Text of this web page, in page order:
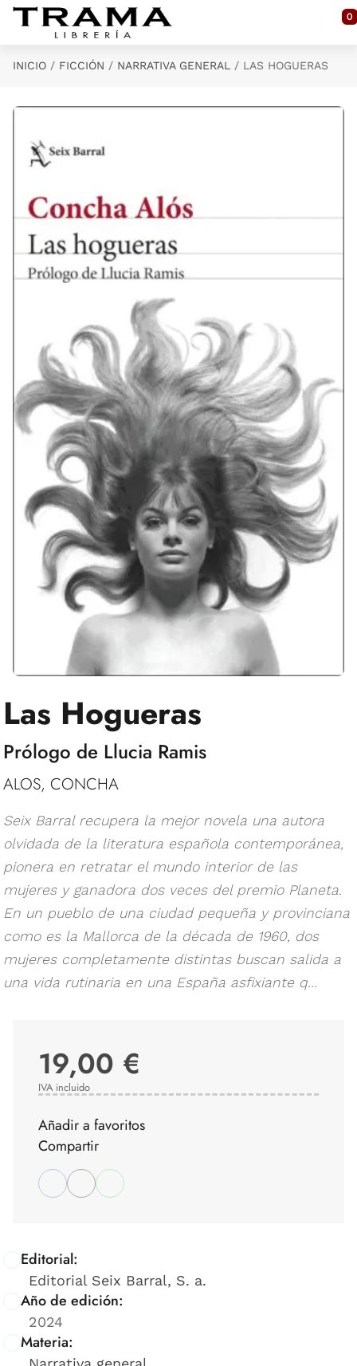
Saltar al contenido principal
0
INICIO FICCIÓN NARRATIVA GENERAL LAS HOGUERAS
Las Hogueras
Prólogo de Llucia Ramis
ALOS, CONCHA
Seix Barral recupera la mejor novela una autora
olvidada de la literatura española contemporánea,
pionera en retratar el mundo interior de las
mujeres y ganadora dos veces del premio Planeta.
En un pueblo de una ciudad pequeña y provinciana
como es la Mallorca de la década de 1960, dos
mujeres completamente distintas buscan salida a
una vida rutinaria en una España asfixiante q...
Editorial:
Editorial Seix Barral, S. a.
Año de edición:
2024
Materia:
19,00 €
IVA incluido
Añadir a favoritos
Compartir